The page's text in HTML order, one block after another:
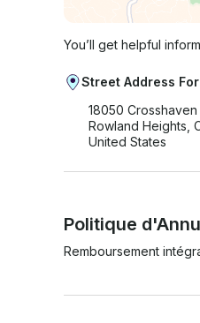
You’ll get helpful
Street Address
18050
Rowland Heights,
United States
Politique
Remboursement